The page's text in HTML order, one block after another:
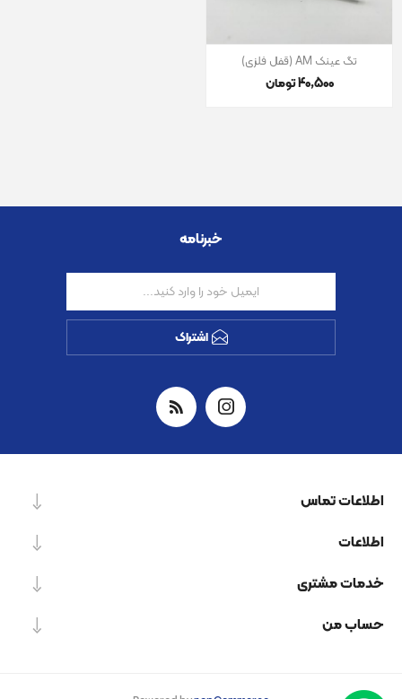
تگ عینک AM (قفل فلزی)
40٬500 تومان
خبرنامه
اشتراک
اطلاعات تماس
اطلاعات
خدمات مشتری
حساب من